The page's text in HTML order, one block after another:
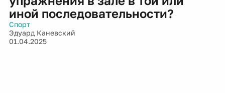
иной последовательности?
Спорт
Эдуард Каневский
01.04.2025